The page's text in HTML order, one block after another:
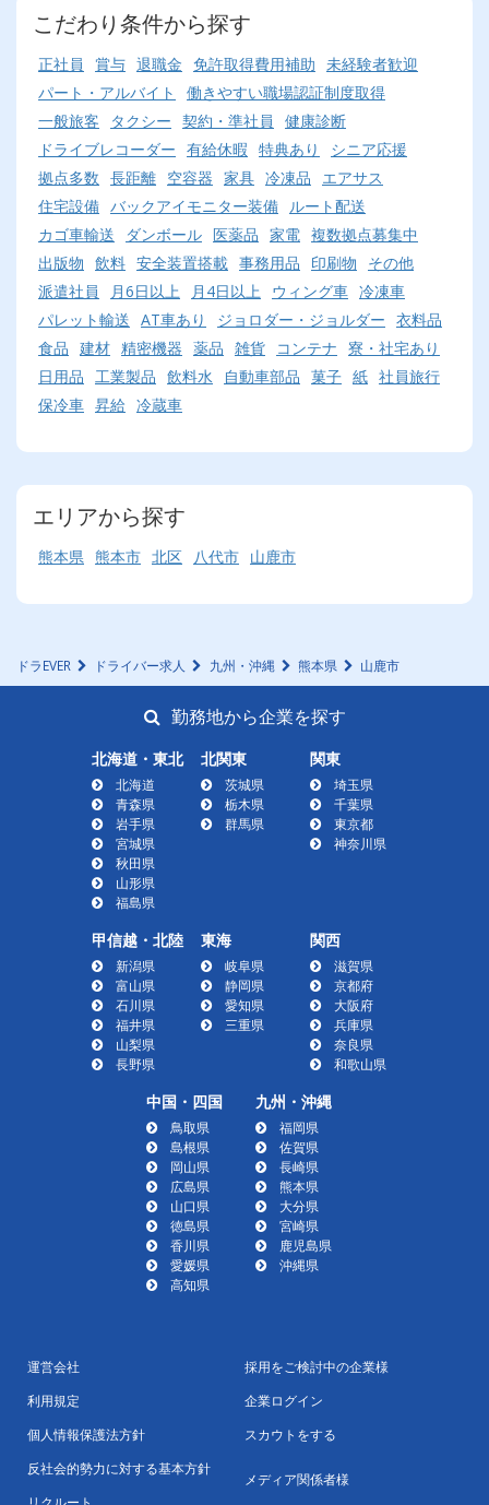
こだわり条件から探す
正社員 賞与 退職金 免許取得費用補助 未経験者歓迎
パート・アルバイト
働きやすい職場認証制度取得
一般旅客
タクシー 契約・準社員
健康診断
ドライブレコーダー 有給休暇 特典あり
シニア応援
拠点多数 長距離 空容器 家具 冷凍品
エアサス
住宅設備 バックアイモニター装備 ルート配送
カゴ車輸送
ダンボール 医薬品 家電 複数拠点募集中
出版物 飲料 安全装置搭載 事務用品 印刷物
その他
派遣社員
月6日以上 月4日以上 ウィング車 冷凍車
パレット輸送 AT車あり ジョロダー・ジョルダー 衣料品
食品 建材 精密機器 薬品 雑貨 コンテナ 寮・社宅あり
日用品 工業製品 飲料水 自動車部品 菓子 紙 社員旅行
保冷車 昇給 冷蔵車
エリアから探す
熊本県 熊本市 北区 八代市 山鹿市
ドラEVER ドライバー求人 九州・沖縄 熊本県 山鹿市
勤務地から企業を探す
北海道・東北
北海道
青森県
岩手県
宮城県
秋田県
山形県
福島県
北関東
茨城県
栃木県
群馬県
関東
埼玉県
千葉県
東京都
神奈川県
甲信越・北陸
新潟県
富山県
石川県
福井県
山梨県
長野県
東海
岐阜県
静岡県
愛知県
三重県
関西
滋賀県
京都府
大阪府
兵庫県
奈良県
和歌山県
中国・四国
鳥取県
島根県
岡山県
広島県
山口県
徳島県
香川県
愛媛県
高知県
九州・沖縄
福岡県
佐賀県
長崎県
熊本県
大分県
宮崎県
鹿児島県
沖縄県
運営会社
利用規定
個人情報保護法方針
反社会的勢力に対する基本方針
採用をご検討中の企業様
企業ログイン
スカウトをする
メディア関係者様